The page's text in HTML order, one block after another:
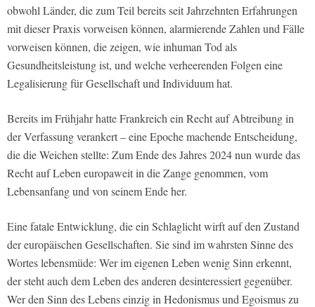
obwohl Länder, die zum Teil bereits seit Jahrzehnten Erfahrungen
mit dieser Praxis vorweisen können, alarmierende Zahlen und Fälle
vorweisen können, die zeigen, wie inhuman Tod als
Gesundheitsleistung ist, und welche verheerenden Folgen eine
Legalisierung für Gesellschaft und Individuum hat.
Bereits im Frühjahr hatte Frankreich ein Recht auf Abtreibung in
der Verfassung verankert – eine Epoche machende Entscheidung,
die die Weichen stellte: Zum Ende des Jahres 2024 nun wurde das
Recht auf Leben europaweit in die Zange genommen, vom
Lebensanfang und von seinem Ende her.
Eine fatale Entwicklung, die ein Schlaglicht wirft auf den Zustand
der europäischen Gesellschaften. Sie sind im wahrsten Sinne des
Wortes lebensmüde: Wer im eigenen Leben wenig Sinn erkennt,
der steht auch dem Leben des anderen desinteressiert gegenüber.
Wer den Sinn des Lebens einzig in Hedonismus und Egoismus zu